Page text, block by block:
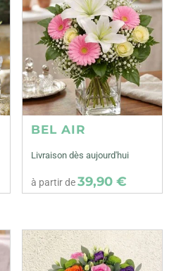
BEL AIR
Livraison dès aujourd'hui
à partir de39,90 €